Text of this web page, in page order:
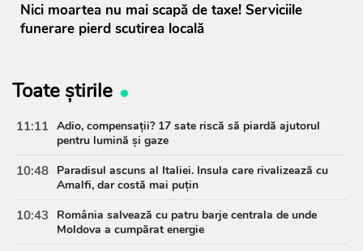
Nici moartea nu mai scapă de taxe! Serviciile
funerare pierd scutirea locală
Toate știrile
11:11 Adio, compensații? 17 sate riscă să piardă ajutorul
pentru lumină și gaze
10:48 Paradisul ascuns al Italiei. Insula care rivalizează cu
Amalfi, dar costă mai puțin
10:43
România salvează cu patru barje centrala de unde
Moldova a cumpărat energie